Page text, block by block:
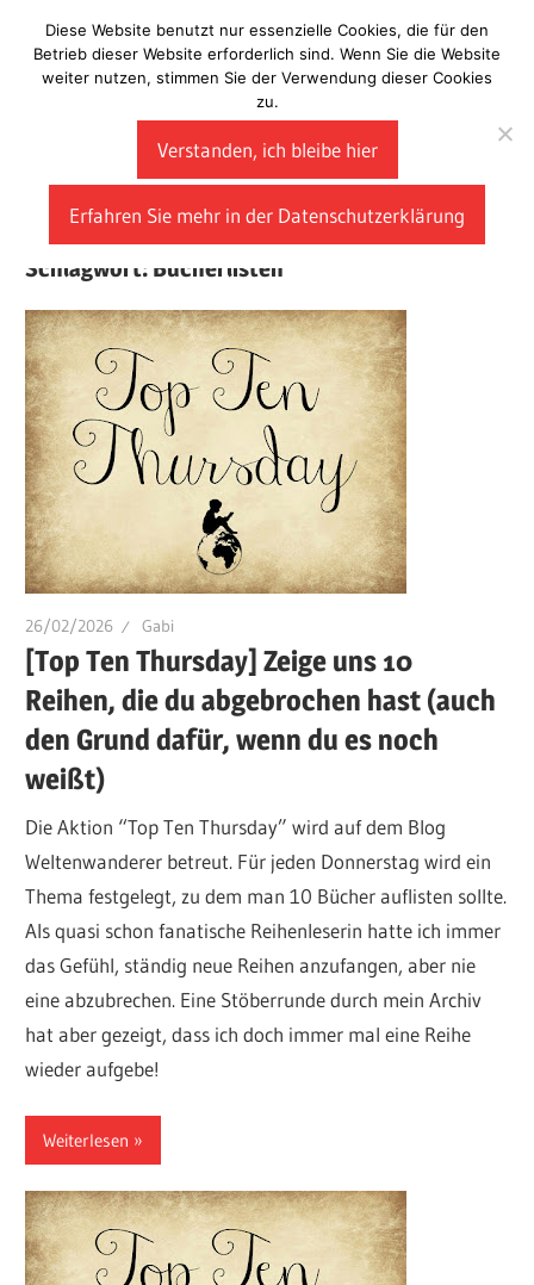
Inhalt
springen
Laberladen
Schlagwort: Bücherlisten
26/02/2026 Gabi
[Top Ten Thursday] Zeige uns 10
Reihen, die du abgebrochen hast (auch
den Grund dafür, wenn du es noch
weißt)
Die Aktion “Top Ten Thursday” wird auf dem Blog
Weltenwanderer betreut. Für jeden Donnerstag wird ein
Thema festgelegt, zu dem man 10 Bücher auflisten sollte.
Als quasi schon fanatische Reihenleserin hatte ich immer
das Gefühl, ständig neue Reihen anzufangen, aber nie
eine abzubrechen. Eine Stöberrunde durch mein Archiv
hat aber gezeigt, dass ich doch immer mal eine Reihe
wieder aufgebe!
Weiterlesen
Diese Website benutzt nur essenzielle Cookies, die für den
Betrieb dieser Website erforderlich sind. Wenn Sie die Website
weiter nutzen, stimmen Sie der Verwendung dieser Cookies
zu.
Verstanden, ich bleibe hier
Erfahren Sie mehr in der Datenschutzerklärung